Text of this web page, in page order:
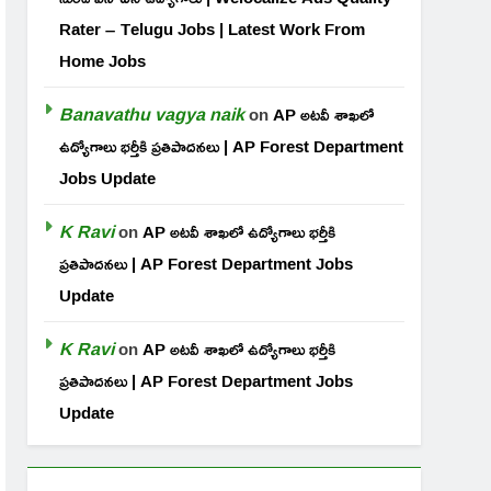
Rater – Telugu Jobs | Latest Work From
Home Jobs
Banavathu vagya naikonAP అటవీ శాఖలో
ఉద్యోగాలు భర్తీకి ప్రతిపాదనలు | AP Forest Department
Jobs Update
K RavionAP అటవీ శాఖలో ఉద్యోగాలు భర్తీకి
ప్రతిపాదనలు | AP Forest Department Jobs
Update
K RavionAP అటవీ శాఖలో ఉద్యోగాలు భర్తీకి
ప్రతిపాదనలు | AP Forest Department Jobs
Update